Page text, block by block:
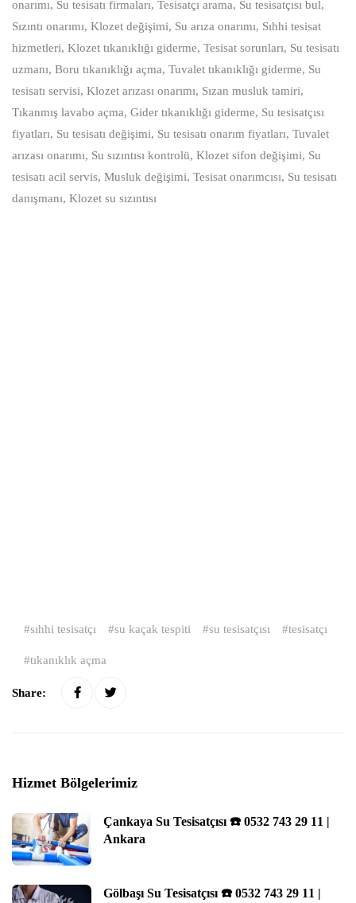
onarımı, Su tesisatı firmaları, Tesisatçı arama, Su tesisatçısı bul,
Sızıntı onarımı, Klozet değişimi, Su arıza onarımı, Sıhhi tesisat
hizmetleri, Klozet tıkanıklığı giderme, Tesisat sorunları, Su tesisatı
uzmanı, Boru tıkanıklığı açma, Tuvalet tıkanıklığı giderme, Su
tesisatı servisi, Klozet arızası onarımı, Sızan musluk tamiri,
Tıkanmış lavabo açma, Gider tıkanıklığı giderme, Su tesisatçısı
fiyatları, Su tesisatı değişimi, Su tesisatı onarım fiyatları, Tuvalet
arızası onarımı, Su sızıntısı kontrolü, Klozet sifon değişimi, Su
tesisatı acil servis, Musluk değişimi, Tesisat onarımcısı, Su tesisatı
danışmanı, Klozet su sızıntısı
sıhhi tesisatçı su kaçak tespiti su tesisatçısı tesisatçı
tıkanıklık açma
Share:
Hizmet Bölgelerimiz
Çankaya Su Tesisatçısı ☎️ 0532 743 29 11 |
Ankara
Gölbaşı Su Tesisatçısı ☎️ 0532 743 29 11 |